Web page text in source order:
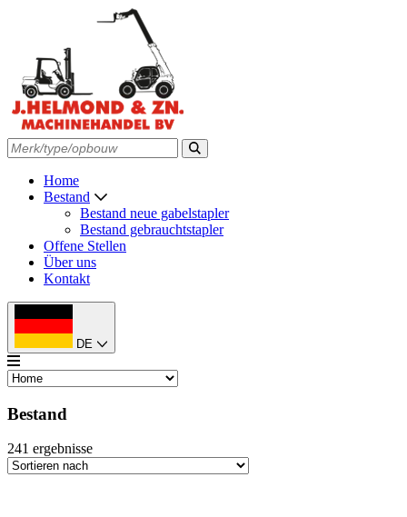
Home
Bestand
Bestand neue gabelstapler
Bestand gebrauchtstapler
Offene Stellen
Über uns
Kontakt
DE
Bestand
241 ergebnisse